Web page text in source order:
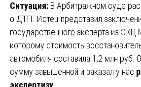
Ситуация: В Арбитражном суде
о ДТП. Истец представил
государственного эксперта из ЭКЦ
которому стоимость
автомобиля составила 1,2 млн руб.
сумму завышенной и заказал у нас
экспертизу.